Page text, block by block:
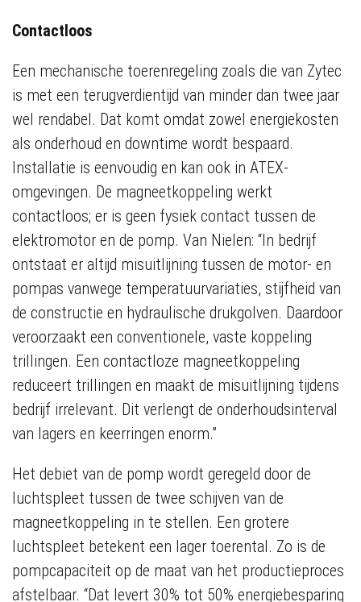
Contactloos
Een mechanische toerenregeling zoals die van Zytec
is met een terugverdientijd van minder dan twee jaar
wel rendabel. Dat komt omdat zowel energiekosten
als onderhoud en downtime wordt bespaard.
Installatie is eenvoudig en kan ook in ATEX-
omgevingen. De magneetkoppeling werkt
contactloos; er is geen fysiek contact tussen de
elektromotor en de pomp. Van Nielen: “In bedrijf
ontstaat er altijd misuitlijning tussen de motor- en
pompas vanwege temperatuurvariaties, stijfheid van
de constructie en hydraulische drukgolven. Daardoor
veroorzaakt een conventionele, vaste koppeling
trillingen. Een contactloze magneetkoppeling
reduceert trillingen en maakt de misuitlijning tijdens
bedrijf irrelevant. Dit verlengt de onderhoudsinterval
van lagers en keerringen enorm.”
Het debiet van de pomp wordt geregeld door de
luchtspleet tussen de twee schijven van de
magneetkoppeling in te stellen. Een grotere
luchtspleet betekent een lager toerental. Zo is de
pompcapaciteit op de maat van het productieproces
afstelbaar. “Dat levert 30% tot 50% energiebesparing